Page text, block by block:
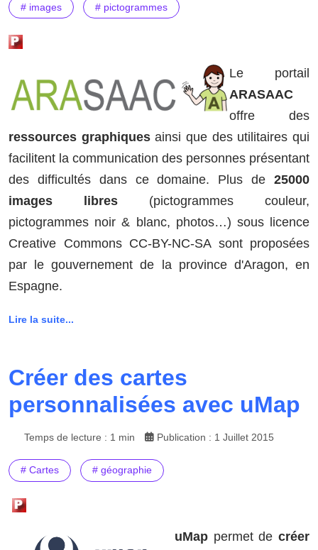
# images # pictogrammes
Le portail
ARASAAC
offre des
ressources graphiquesainsi que des utilitaires qui
facilitent la communication des personnes présentant
des difficultés dans ce domaine. Plus de 25000
images libres (pictogrammes couleur,
pictogrammes noir & blanc, photos…) sous licence
Creative Commons CC-BY-NC-SA sont proposées
par le gouvernement de la province d'Aragon, en
Espagne.
Lire la suite...
Créer des cartes
personnalisées avec uMap
Temps de lecture : 1 min Publication : 1 Juillet 2015
# Cartes # géographie
uMap permet de créer